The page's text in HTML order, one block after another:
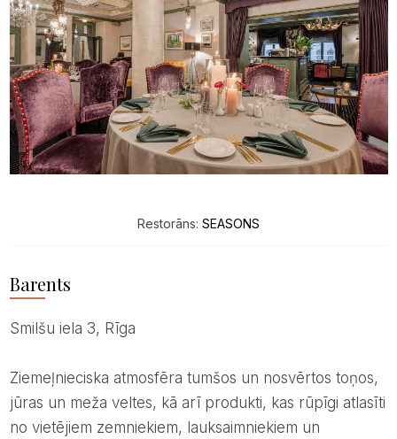
Restorāns: SEASONS
Barents
Smilšu iela 3, Rīga
Ziemeļnieciska atmosfēra tumšos un nosvērtos toņos,
jūras un meža veltes, kā arī produkti, kas rūpīgi atlasīti
no vietējiem zemniekiem, lauksaimniekiem un